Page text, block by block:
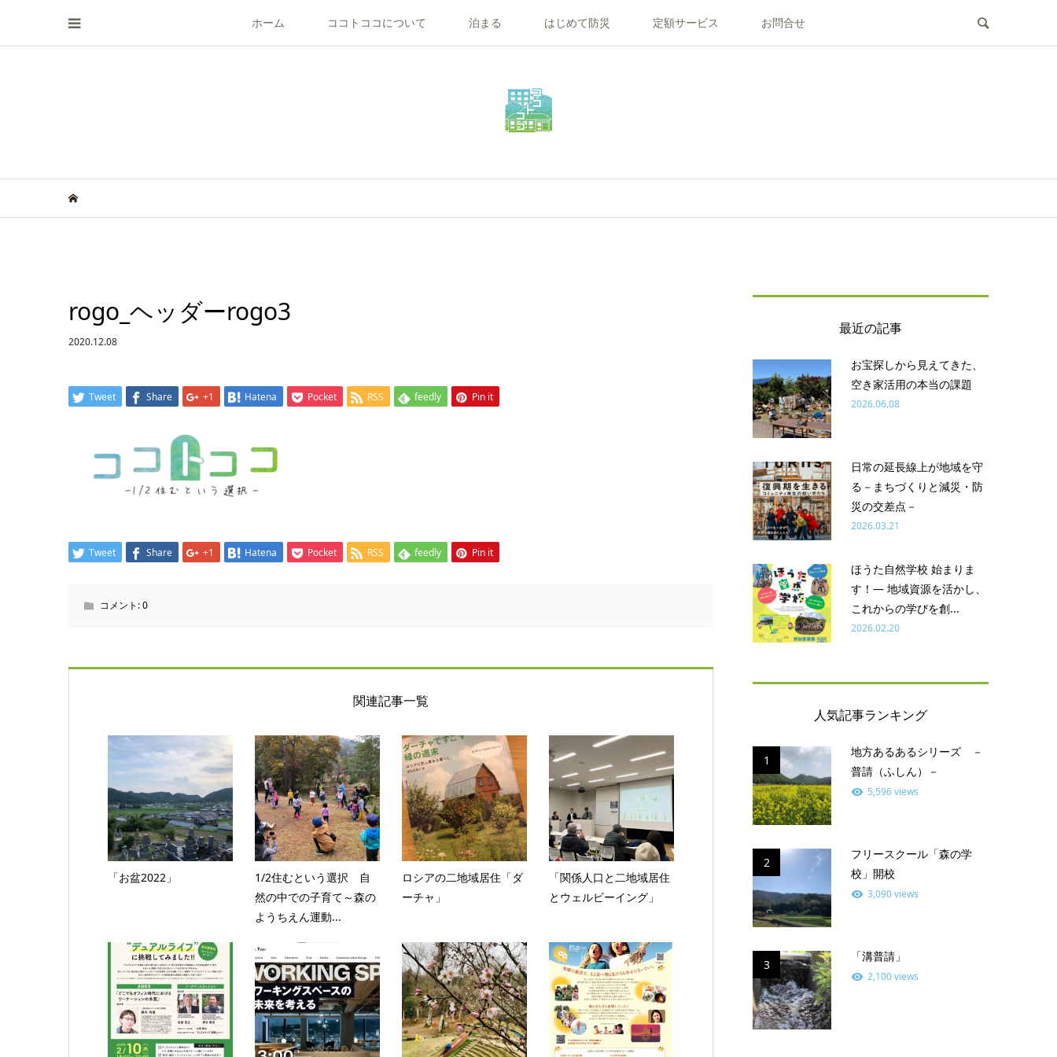
ホーム ココトココについて 泊まる はじめて防災 定額サービス お問合せ
rogo_ヘッダーrogo3
2020.12.08
Tweet Share +1 Hatena Pocket RSS feedly Pin it
Tweet Share +1 Hatena Pocket RSS feedly Pin it
コメント:0
関連記事一覧
「お盆2022」
1/2住むという選択 自
然の中での子育て～森の
ようちえん運動...
ロシアの二地域居住「ダ
ーチャ」
「関係人口と二地域居住
とウェルビーイング」
最近の記事
お宝探しから見えてきた、
空き家活用の本当の課題
2026.06.08
日常の延長線上が地域を守
る－まちづくりと減災・防
災の交差点－
2026.03.21
ほうた自然学校 始まりま
す！― 地域資源を活かし、
これからの学びを創...
2026.02.20
人気記事ランキング
1
地方あるあるシリーズ －
普請（ふしん）－
5,596 views
2
フリースクール「森の学
校」開校
3,090 views
3
「溝普請」
2,100 views